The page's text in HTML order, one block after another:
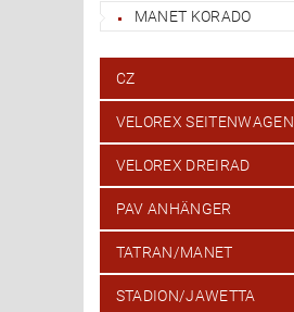
MANET KORADO
CZ
VELOREX SEITENWAGEN
VELOREX DREIRAD
PAV ANHÄNGER
TATRAN/MANET
STADION/JAWETTA